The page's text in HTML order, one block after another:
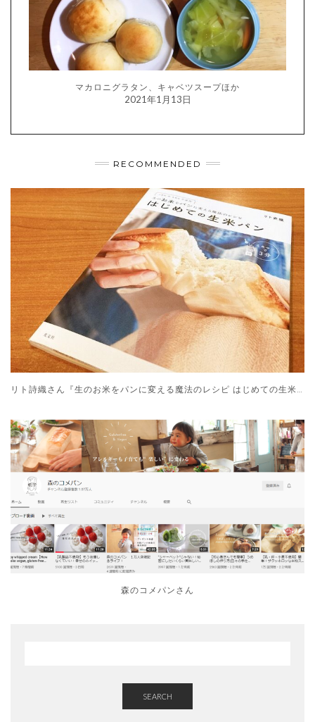
マカロニグラタン、キャベツスープほか
2021年1月13日
RECOMMENDED
森のコメパンさん
SEARCH